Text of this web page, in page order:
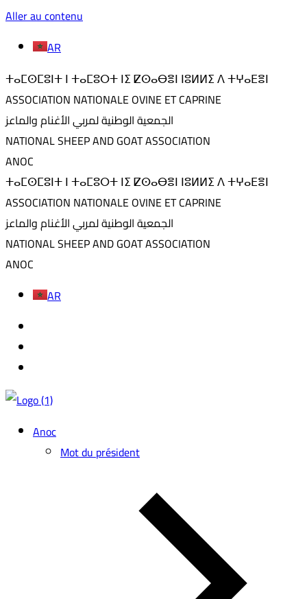
Aller au contenu
AR
ⵜⴰⵎⵙⵎⵓⵏⵜ ⵏ ⵜⴰⵎⵓⵔⵜ ⵏⵉ ⵇⵙⴰⴱⴻⵏ ⵏⵓⵍⵍⵉ ⴷ ⵜⵖⴰⴹⴻⵏ
ASSOCIATION NATIONALE OVINE ET CAPRINE
الجمعية الوطنية لمربي الأغنام والماعز
NATIONAL SHEEP AND GOAT ASSOCIATION
ANOC
ⵜⴰⵎⵙⵎⵓⵏⵜ ⵏ ⵜⴰⵎⵓⵔⵜ ⵏⵉ ⵇⵙⴰⴱⴻⵏ ⵏⵓⵍⵍⵉ ⴷ ⵜⵖⴰⴹⴻⵏ
ASSOCIATION NATIONALE OVINE ET CAPRINE
الجمعية الوطنية لمربي الأغنام والماعز
NATIONAL SHEEP AND GOAT ASSOCIATION
ANOC
AR
Anoc
Mot du président